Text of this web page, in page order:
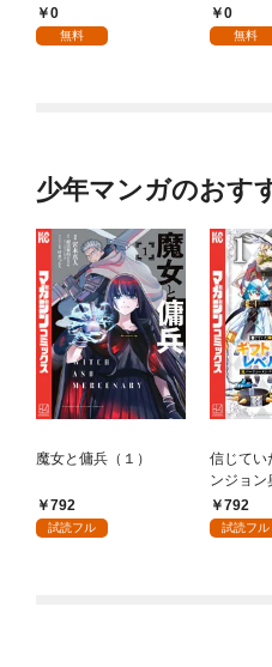
様 1話
0
無料
る～不人
師は給料
0
無料
少年マンガのおす
魔女と傭兵（１）
792
試読フル
信じてい
ンジョン
かけたが
ガチャ』
792
試読フル